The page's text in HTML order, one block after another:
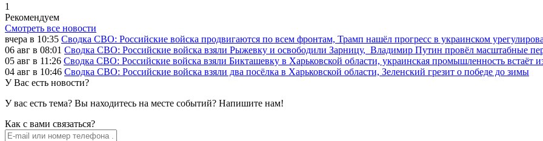
1
Рекомендуем
Смотреть все новости
вчера в 10:35 Сводка СВО: Российские войска продвигаются по всем фронтам, Трамп нашёл прогресс в украинском
06 авг в 08:01 Сводка СВО: Российские войска взяли Рыжевку и освободили Зарницу, Владимир Путин провёл масштабные
05 авг в 11:26 Сводка СВО: Российские войска взяли Бикташевку в Харьковской области, украинская промышленность встаёт
04 авг в 10:46 Сводка СВО: Российские войска взяли два посёлка в Харьковской области, Зеленский грезит о победе до зимы
У Вас есть новости?
У вас есть тема? Вы находитесь на месте событий? Напишите нам!
Как c вами связаться?